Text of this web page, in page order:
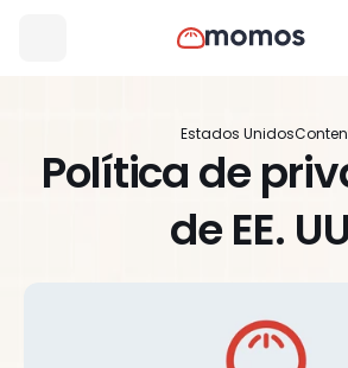
Estados Unidos
Política de
de EE.